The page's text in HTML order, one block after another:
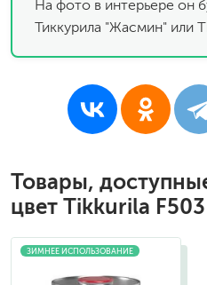
На фото в интерьере он
Тиккурила "Жасмин" или
Товары,
цвет Tikkurila
ЗИМНЕЕ ИСПОЛЬЗОВАНИЕ